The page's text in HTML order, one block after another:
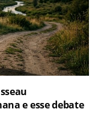
e esse debate